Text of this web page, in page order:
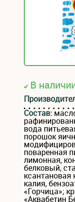
В
Состав:
вода
порошок
поваренная
лимонная,
белковый,
ксантановая
калия,
«Горчица»;
«Аквабетин